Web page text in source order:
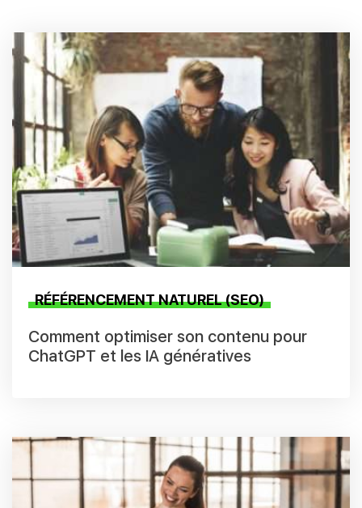
RÉFÉRENCEMENT NATUREL (SEO)
Comment optimiser son contenu pour
ChatGPT et les IA génératives